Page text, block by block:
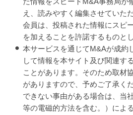
え、読みやすく編集させていた
会員は、投稿された情報にスピ
を加えることを許諾するものと
本サービスを通じてM&Aが成約
して情報を本サイト及び関連す
ことがあります。そのため取材
がありますので、予めご了承く
できない事由がある場合は、当
等の電磁的方法を含む。）によ